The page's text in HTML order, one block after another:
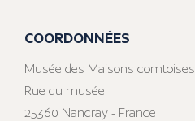
COORDONNÉES
Musée des Maisons comtoises
Rue du musée
25360 Nancray - France